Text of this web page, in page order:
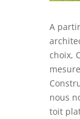
A
choix,
nous
toit